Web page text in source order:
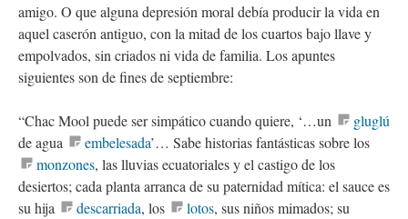
amigo. O que alguna depresión moral debía producir la vida en
aquel caserón antiguo, con la mitad de los cuartos bajo llave y
empolvados, sin criados ni vida de familia. Los apuntes
siguientes son de fines de septiembre:
“Chac Mool puede ser simpático cuando quiere, ‘…un
gluglú
de agua
embelesada’… Sabe historias fantásticas sobre los
monzones, las lluvias ecuatoriales y el castigo de los
desiertos; cada planta arranca de su paternidad mítica: el sauce es
su hija
descarriada, los lotos, sus niños mimados; su